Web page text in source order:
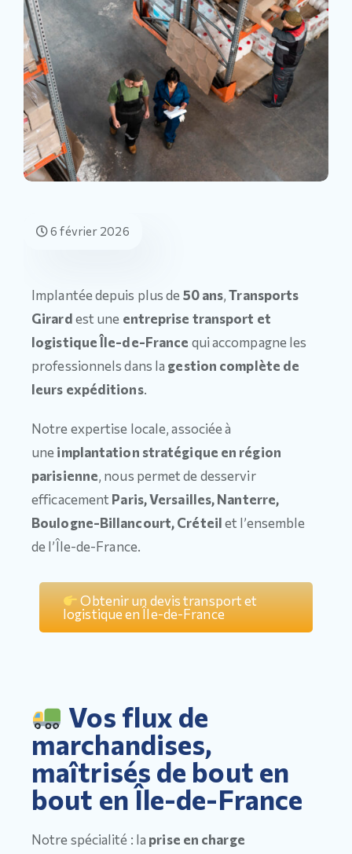
6 février 2026
Implantée depuis plus de50 ans,Transports
Girardest une entreprise transport et
logistique Île-de-France qui accompagne les
professionnels dans la gestion complète de
leurs expéditions.
Notre expertise locale, associée à
uneimplantation stratégique en région
parisienne, nous permet de desservir
efficacement Paris, Versailles, Nanterre,
Boulogne-Billancourt, Créteilet l’ensemble
de l’Île-de-France.
Obtenir un devis transport et
logistique en Île-de-France
Vos flux de
marchandises,
maîtrisés de bout en
bout en Île-de-France
Notre spécialité : la prise en charge